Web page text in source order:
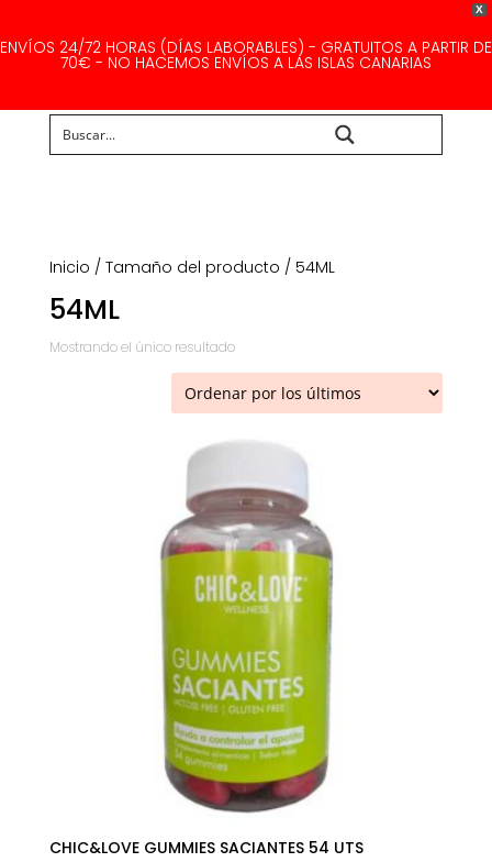
X
ENVÍOS 24/72 HORAS (DÍAS LABORABLES) - GRATUITOS A PARTIR DE
70€ - NO HACEMOS ENVÍOS A LAS ISLAS CANARIAS
Inicio / Tamaño del producto / 54ML
54ML
Mostrando el único resultado
CHIC&LOVE GUMMIES SACIANTES 54 UTS